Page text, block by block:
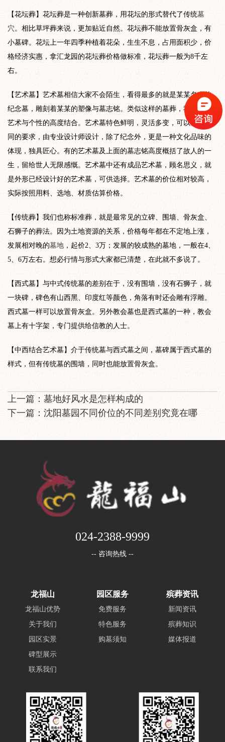
【花坛葬】花坛葬是一种创新墓葬，用花坛的形式替代了传统墓
穴。相比草坪葬来说，更加贴近自然。花坛葬不能放置骨灰盒，有
小墓碑。花坛上一年四季种植着花朵，生生不息，占用面积少，价
格经济实惠，拿汇龙园的花坛葬价格做标准，花坛葬一般为8千左
右。
【艺术墓】艺术墓相信大家不会陌生，看得最多的就是某某名人的
纪念墓，雕刻着某某的塑像与墓志铭。类似这样的墓葬，我们说是
艺术与个性的高度结合。艺术墓特色鲜明，灵活多变，可以根据不
同的要求，由专业设计师设计，除了纪念外，更是一种文化品味的
体现，独具匠心。有的艺术墓及上面的墓志铭高度概括了故人的一
生，留给世人无限感慨。艺术墓中还有成品艺术墓，顾名思义，就
是外形已经设计好的艺术墓，可供选择。艺术墓的价位相对较高，
实际按照用料、选地、材质估算价格。
【传统葬】我们也称标准葬，就是最常见的立碑、围墙、骨灰盒、
石狮子的葬法。因为土地资源的关系，价格每年都在不定地上涨，
发展相对晚的墓地 ，起价2、3万；发展的较成熟的墓地，一般在4、
5、6万左右。想必行情与形式大家都已清楚，在此就不多说了。
【西式墓】与中式传统墓的差别在于，没有围墙，没有石狮子，就
一块碑，碑色有山西黑、印度红等颜色，角落有时还会雕有浮雕。
西式墓一样可以放置骨灰盒。另外教会墓也是西式墓的一种，教会
墓上有十字架，专门提供给信教的人士。
【中西结合艺术墓】介于传统墓与西式墓之间，墓碑属于西式墓的
样式，但有传统墓的围墙，同时也能放置骨灰盒。
上一篇： 墓地好风水是怎样构成的
下一篇： 沈阳墓园不同价位的不同差别究竟在哪
024-2388-9999
-- 咨询热线 --
龙福山
龙福山优势
关于我们
园区实景
碑型展示
联系我们
园区服务
免费服务
特色服务
购墓须知
殡葬资讯
新闻资讯
殡葬知识
媒体报道